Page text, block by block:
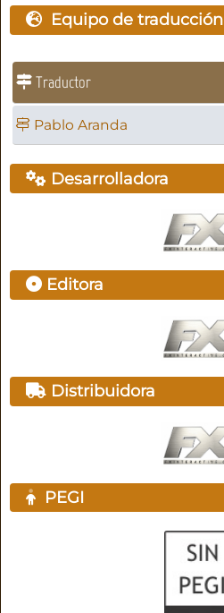
Equipo de traducción
Traductor
Pablo Aranda
Desarrolladora
Editora
Distribuidora
PEGI